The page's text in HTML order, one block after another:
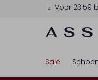
Voor 23:59
Sale